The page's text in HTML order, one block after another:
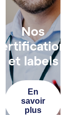
Nos
certifications
et labels
En
savoir
plus